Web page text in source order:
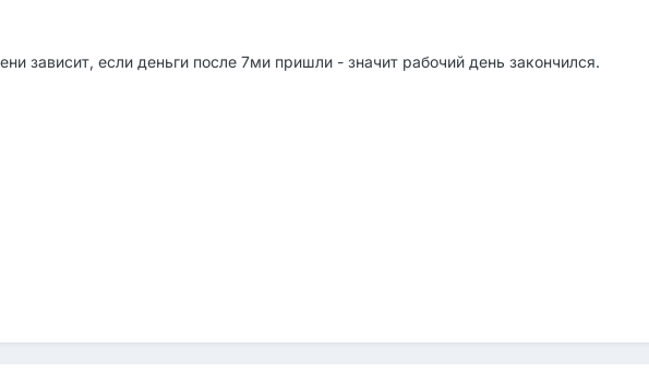
зависит, если деньги после 7ми пришли - значит рабочий день закончился.